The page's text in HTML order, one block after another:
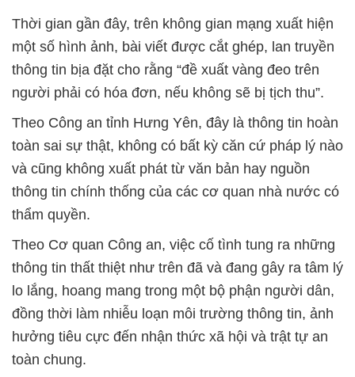
Thời gian gần đây, trên không gian mạng xuất hiện
một số hình ảnh, bài viết được cắt ghép, lan truyền
thông tin bịa đặt cho rằng “đề xuất vàng đeo trên
người phải có hóa đơn, nếu không sẽ bị tịch thu”.
Theo Công an tỉnh Hưng Yên, đây là thông tin hoàn
toàn sai sự thật, không có bất kỳ căn cứ pháp lý nào
và cũng không xuất phát từ văn bản hay nguồn
thông tin chính thống của các cơ quan nhà nước có
thẩm quyền.
Theo Cơ quan Công an, việc cố tình tung ra những
thông tin thất thiệt như trên đã và đang gây ra tâm lý
lo lắng, hoang mang trong một bộ phận người dân,
đồng thời làm nhiễu loạn môi trường thông tin, ảnh
hưởng tiêu cực đến nhận thức xã hội và trật tự an
toàn chung.